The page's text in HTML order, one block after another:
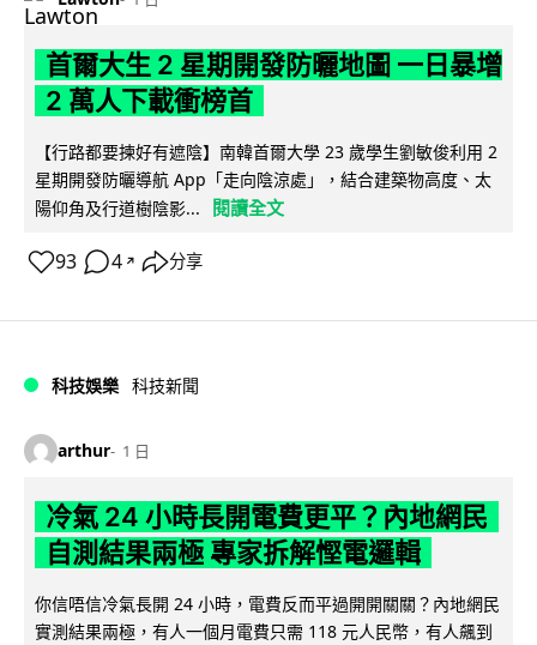
首爾大生 2 星期開發防曬地圖 一日暴增
2 萬人下載衝榜首
【行路都要揀好有遮陰】南韓首爾大學 23 歲學生劉敏俊利用 2
星期開發防曬導航 App「走向陰涼處」，結合建築物高度、太
陽仰角及行道樹陰影...
閱讀全文
93 4 ↗ 分享
科技娛樂 科技新聞
arthur 1 日
冷氣 24 小時長開電費更平？內地網民
自測結果兩極 專家拆解慳電邏輯
你信唔信冷氣長開 24 小時，電費反而平過開開關關？內地網民
實測結果兩極，有人一個月電費只需 118 元人民幣，有人飆到